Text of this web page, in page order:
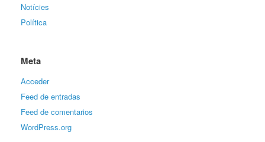
Notícies
Política
Meta
Acceder
Feed de entradas
Feed de comentarios
WordPress.org